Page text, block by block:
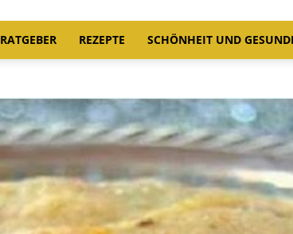
RATGEBER REZEPTE SCHÖNHEIT UND